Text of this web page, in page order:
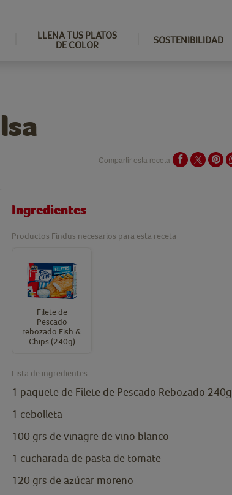
LLENA TUS PLATOS
DE COLOR
SOSTENIBILIDAD
Compartir esta receta
Ingredientes
Productos Findus necesarios para esta receta
Filete de
Pescado
rebozado Fish &
Chips (240g)
Lista de ingredientes
1 paquete de Filete de Pescado Rebozado 240g
1 cebolleta
100 grs de vinagre de vino blanco
1 cucharada de pasta de tomate
120 grs de azúcar moreno